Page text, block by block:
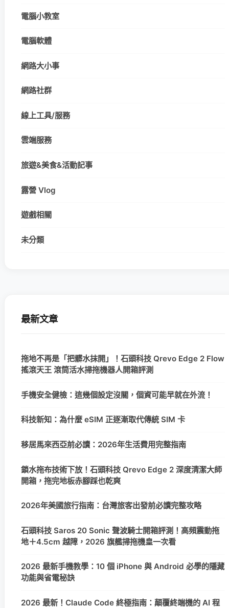
電腦小教室
電腦軟體
網路大小事
網路社群
線上工具/服務
雲端服務
旅遊&美食&活動記事
露營 Vlog
遊戲相關
未分類
最新文章
拖地不再是「把髒水抹開」！石頭科技 Qrevo Edge 2 Flow
搖滾天王 滾筒活水掃拖機器人開箱評測
手機安全健檢：這幾個設定沒關，個資可能早就在外流！
科技新知：為什麼 eSIM 正逐漸取代傳統 SIM 卡
移居馬來西亞前必讀：2026年生活費用完整指南
鎖水拖布技術下放！石頭科技 Qrevo Edge 2 深度清潔大師
開箱，拖完地板赤腳踩也乾爽
2026年美國旅行指南：台灣旅客出發前必讀完整攻略
石頭科技 Saros 20 Sonic 聲波騎士開箱評測！高頻震動拖
地＋4.5cm 越障，2026 旗艦掃拖機皇一次看
2026 最新手機教學：10 個 iPhone 與 Android 必學的隱藏
功能與省電秘訣
2026 最新！Claude Code 終極指南：顛覆終端機的 AI 程